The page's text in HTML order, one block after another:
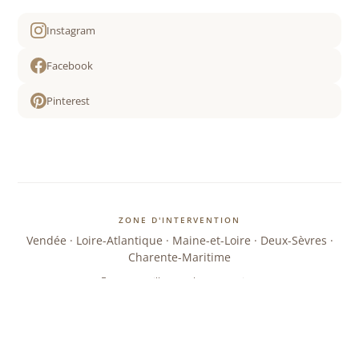
Instagram
Facebook
Pinterest
ZONE D'INTERVENTION
Vendée · Loire-Atlantique · Maine-et-Loire · Deux-Sèvres ·
Charente-Maritime
Et partout ailleurs selon vos projets